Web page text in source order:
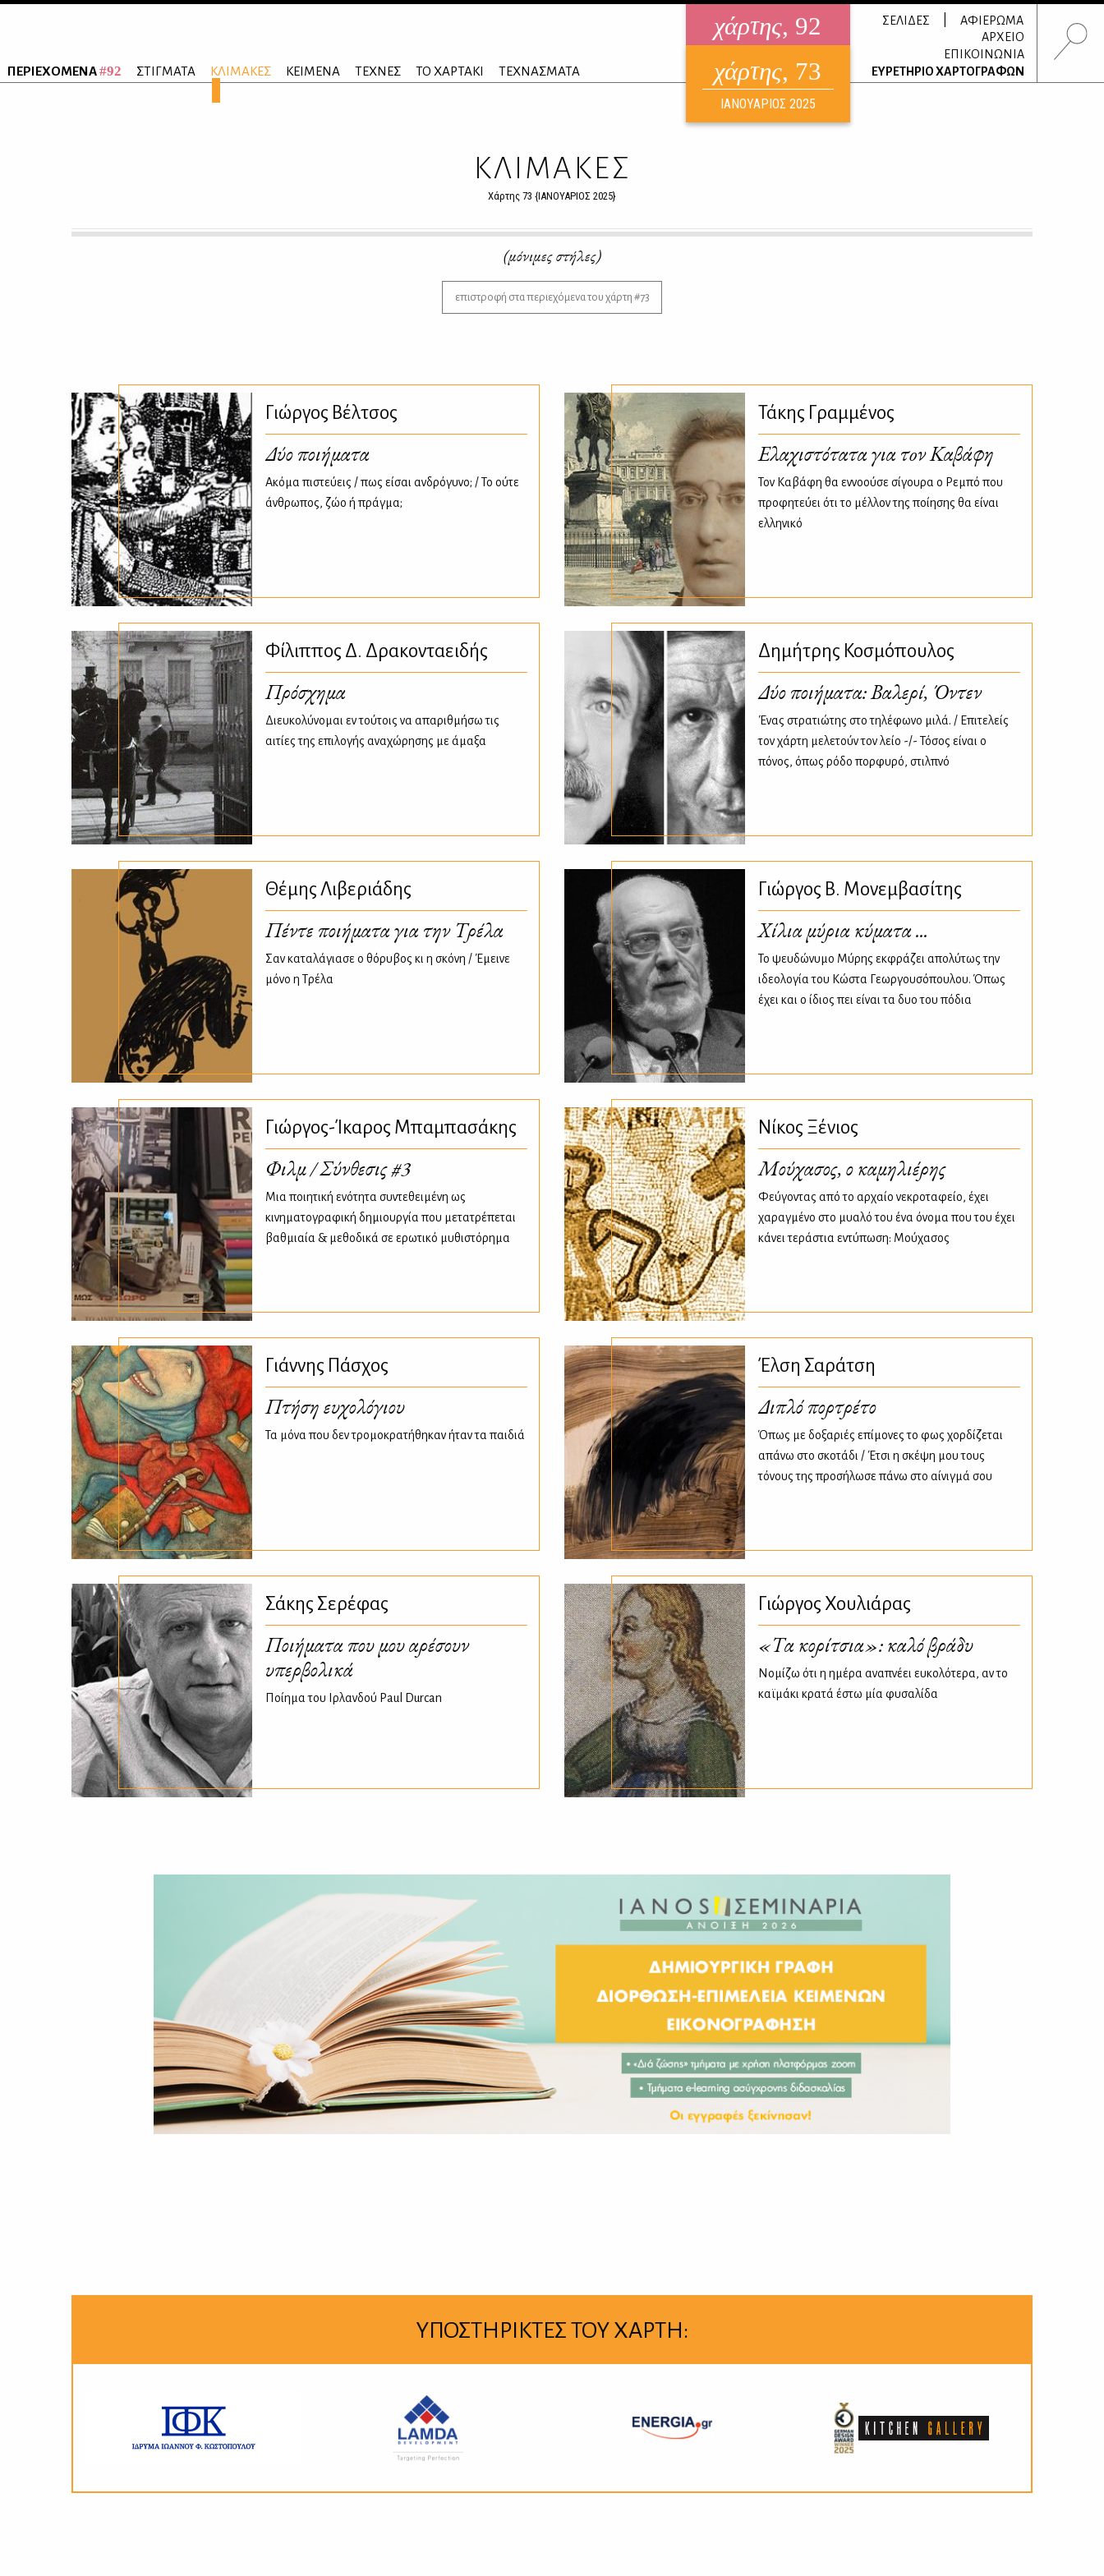
ΠΕΡΙΕΧΟΜΕΝΑ#92 ΣΤΙΓΜΑΤΑ ΚΛΙΜΑΚΕΣ ΚΕΙΜΕΝΑ ΤΕΧΝΕΣ ΤΟ ΧΑΡΤΑΚΙ ΤΕΧΝΑΣΜΑΤΑ
χάρτης, 92
ηλεκτρονικό περιοδικό
ΑΥΓΟΥΣΤΟΣ 2026
χάρτης, 73
ΙΑΝΟΥΑΡΙΟΣ 2025
ΣΕΛΙΔΕΣ
ΑΦΙΕΡΩΜΑ
ΑΡΧΕΙΟ
ΕΠΙΚΟΙΝΩΝΙΑ
ΕΥΡΕΤΗΡΙΟ ΧΑΡΤΟΓΡΑΦΩΝ
ΚΛΙΜΑΚΕΣ
Χάρτης 73 {ΙΑΝΟΥΑΡΙΟΣ 2025}
(μόνιμες στήλες)
επιστροφή στα περιεχόμενα του χάρτη #73
Γιώργος Βέλτσος
Δύο ποιήματα
Ακόμα πιστεύεις / πως είσαι ανδρόγυνο; / Το ούτε
άνθρωπος, ζώο ή πράγμα;
Τάκης Γραμμένος
Ελαχιστότατα για τoν Καβάφη
Τον Καβάφη θα εννοούσε σίγουρα ο Ρεμπό που
προφητεύει ότι το μέλλον της ποίησης θα είναι
ελληνικό
Φίλιππος Δ. Δρακονταειδής
Πρόσχημα
Διευκολύνομαι εν τούτοις να απαριθμήσω τις
αιτίες της επιλογής αναχώρησης με άμαξα
Δημήτρης Κοσμόπουλος
Δύο ποιήματα: Βαλερί, Όντεν
Ένας στρατιώτης στο τηλέφωνο μιλά. / Επιτελείς
τον χάρτη μελετούν τον λείο -/- Τόσος είναι ο
πόνος, όπως ρόδο πορφυρό, στιλπνό
Θέμης Λιβεριάδης
Πέντε ποιήματα για την Τρέλα
Σαν καταλάγιασε ο θόρυβος κι η σκόνη / Έμεινε
μόνο η Τρέλα
Γιώργος Β. Μονεμβασίτης
Χίλια μύρια κύματα ...
Το ψευδώνυμο Μύρης εκφράζει απολύτως την
ιδεολογία του Κώστα Γεωργουσόπουλου. Όπως
έχει και ο ίδιος πει είναι τα δυο του πόδια
Γιώργος-Ίκαρος Μπαμπασάκης
Φιλμ / Σύνθεσις #3
Μια ποιητική ενότητα συντεθειμένη ως
κινηματογραφική δημιουργία που μετατρέπεται
βαθμιαία & μεθοδικά σε ερωτικό μυθιστόρημα
Νίκος Ξένιος
Μούχασος, ο καμηλιέρης
Φεύγοντας από το αρχαίο νεκροταφείο, έχει
χαραγμένο στο μυαλό του ένα όνομα που του έχει
κάνει τεράστια εντύπωση: Μούχασος
Γιάννης Πάσχος
Πτήση ευχολόγιου
Τα μόνα που δεν τρομοκρατήθηκαν ήταν τα παιδιά
Έλση Σαράτση
Διπλό πορτρέτο
Όπως με δοξαριές επίμονες το φως χορδίζεται
απάνω στο σκοτάδι / Έτσι η σκέψη μου τους
τόνους της προσήλωσε πάνω στο αίνιγμά σου
Σάκης Σερέφας
Ποιήματα που μου αρέσουν
υπερβολικά
Ποίημα του Ιρλανδού Paul Durcan
Γιώργος Χουλιάρας
«Τα κορίτσια»: καλό βράδυ
Νομίζω ότι η ημέρα αναπνέει ευκολότερα, αν το
καϊμάκι κρατά έστω μία φυσαλίδα
ΥΠΟΣΤΗΡΙΚΤΕΣ ΤΟΥ ΧΑΡΤΗ: